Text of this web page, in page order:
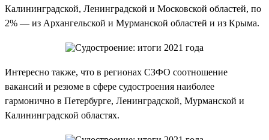
Калининградской, Ленинградской и Московской областей, по
2% — из Архангельской и Мурманской областей и из Крыма.
Интересно также, что в регионах СЗФО соотношение
вакансий и резюме в сфере судостроения наиболее
гармонично в Петербурге, Ленинградской, Мурманской и
Калининградской областях.